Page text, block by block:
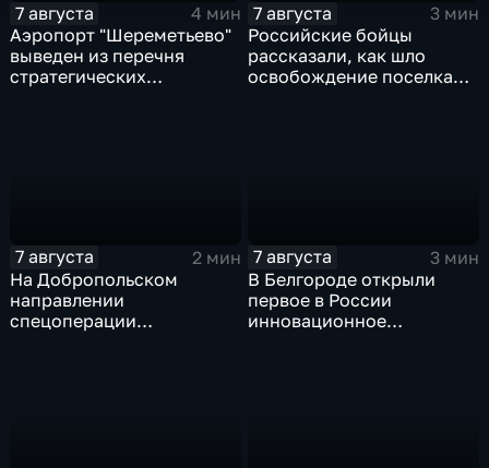
7 августа
4 мин
Аэропорт "Шереметьево"
выведен из перечня
стратегических
7 августа
3 мин
Российские бойцы
рассказали, как шло
освобождение поселка
7 августа
2 мин
На Добропольском
направлении
спецоперации
7 августа
3 мин
В Белгороде открыли
первое в России
инновационное